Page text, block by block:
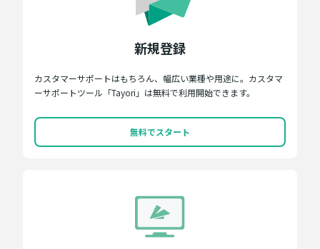
新規登録
カスタマーサポートはもちろん、幅広い業種や用途に。カスタマ
ーサポートツール「Tayori」は無料で利用開始できます。
無料でスタート